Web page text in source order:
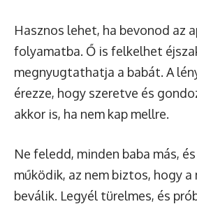
Hasznos lehet, ha bevonod az
folyamatba. Ő is felkelhet
megnyugtathatja a babát. A
érezze, hogy szeretve és
akkor is, ha nem kap mellre.
Ne feledd, minden baba más,
működik, az nem biztos, hogy a
beválik. Legyél türelmes, és